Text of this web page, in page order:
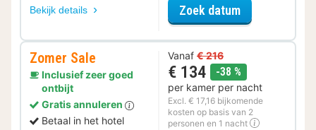
Bekijk details Zoek datumvoor Zomer
Zomer Sale
Inclusief zeer goed
ontbijt
Gratis annuleren
Betaal in het hotel
Vanaf € 216
€ 134 -38 %
per kamer per nacht
Excl. € 17,16 bijkomende
kosten op basis van 2
personen en 1 nacht